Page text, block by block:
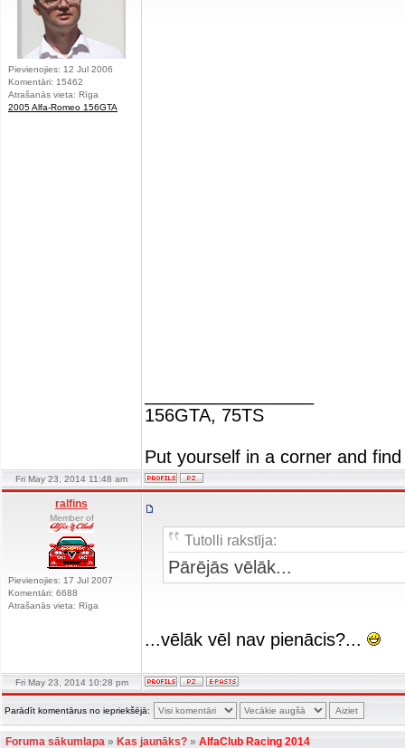
Pievienojies: 12 Jul 2006
Komentāri: 15462
Atrašanās vieta: Rīga
2005 Alfa-Romeo 156GTA
156GTA, 75TS
Put yourself in a corner and
Fri May 23, 2014 11:48 am
ralfins
Member of
Pievienojies: 17 Jul 2007
Komentāri: 6688
Atrašanās vieta: Rīga
Tutolli rakstīja:
Pārējās vēlāk...
...vēlāk vēl nav pienācis?...
Fri May 23, 2014 10:28 pm
Parādīt komentārus no iepriekšējā:
Foruma sākumlapa»Kas jaunāks?»AlfaClub Racing 2014